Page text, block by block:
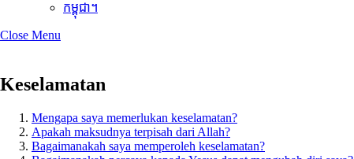
កម្ពុជា។
Close Menu
Keselamatan
Mengapa saya memerlukan keselamatan?
Apakah maksudnya terpisah dari Allah?
Bagaimanakah saya memperoleh keselamatan?